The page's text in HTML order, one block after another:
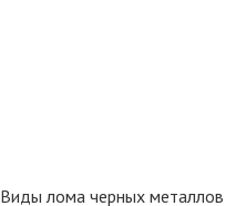
Виды лома черных металлов